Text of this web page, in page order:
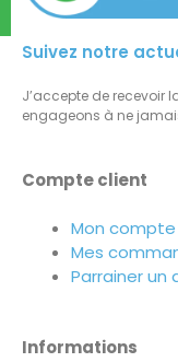
Suivez notre
J’accepte de recevoir
engageons à ne
Compte client
Mon compte
Mes
Parrainer un
Informations